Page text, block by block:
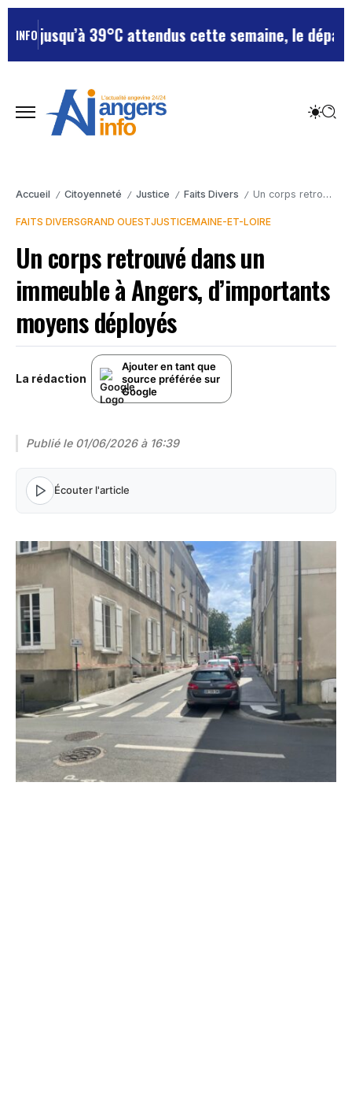
INFO 39°C attendus cette semaine, le
Accueil / Citoyenneté / Justice / Faits Divers / Un corps retrouvé dans un immeuble à Angers, d’importants moyens déployés
FAITS DIVERSGRAND OUESTJUSTICEMAINE-ET-LOIRE
Un corps retrouvé dans un
immeuble à Angers, d’importants
moyens déployés
La rédaction
Ajouter en tant que
source préférée sur
Google
Publié le 01/06/2026 à 16:39
Écouter l'article